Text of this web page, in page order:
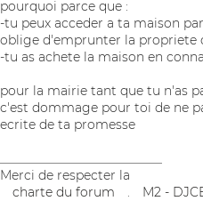
pourquoi parce que :
-tu peux acceder a ta maison
oblige d'emprunter la propriete
-tu as achete la maison en
pour la mairie tant que tu n'as
c'est dommage pour toi de ne
ecrite de ta promesse
Merci de respecter la
charte du forum
M2 -